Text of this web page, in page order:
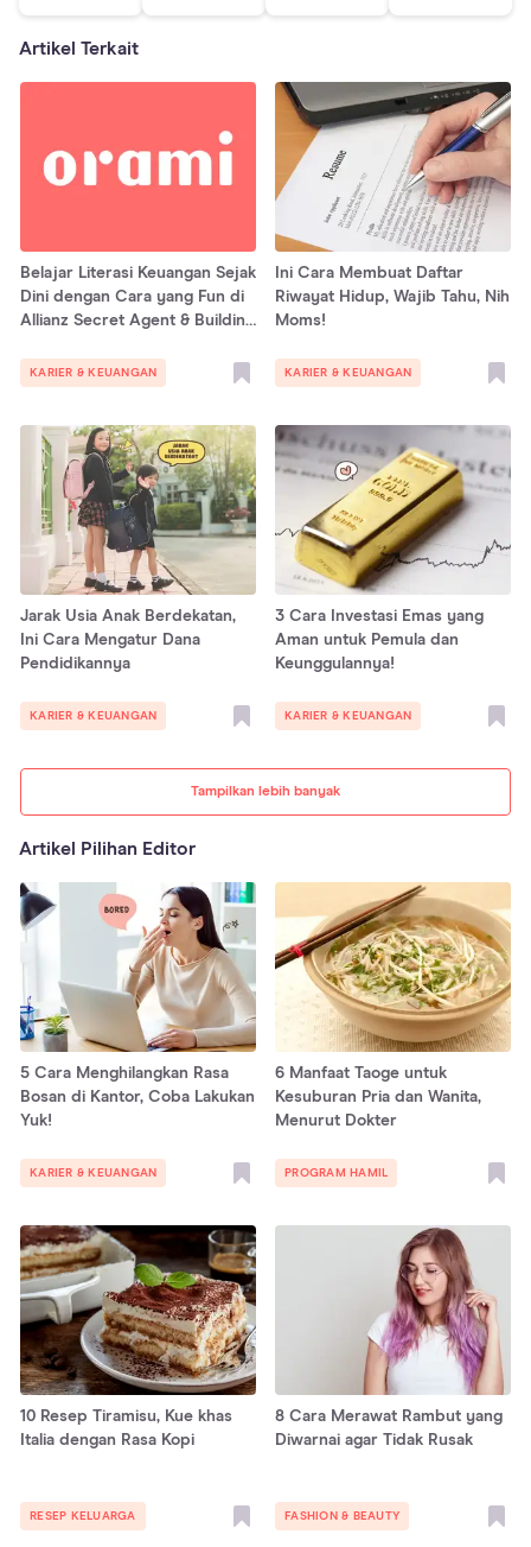
Artikel Terkait
Tampilkan lebih banyak
Belajar Literasi Keuangan Sejak
Dini dengan Cara yang Fun di
Allianz Secret Agent & Building
KARIER & KEUANGAN
Ini Cara Membuat Daftar
Riwayat Hidup, Wajib Tahu, Nih
Moms!
KARIER & KEUANGAN
Jarak Usia Anak Berdekatan,
Ini Cara Mengatur Dana
Pendidikannya
KARIER & KEUANGAN
3 Cara Investasi Emas yang
Aman untuk Pemula dan
Keunggulannya!
KARIER & KEUANGAN
Artikel Pilihan Editor
5 Cara Menghilangkan Rasa
Bosan di Kantor, Coba Lakukan
Yuk!
KARIER & KEUANGAN
6 Manfaat Taoge untuk
Kesuburan Pria dan Wanita,
Menurut Dokter
PROGRAM HAMIL
10 Resep Tiramisu, Kue khas
Italia dengan Rasa Kopi
RESEP KELUARGA
8 Cara Merawat Rambut yang
Diwarnai agar Tidak Rusak
FASHION & BEAUTY